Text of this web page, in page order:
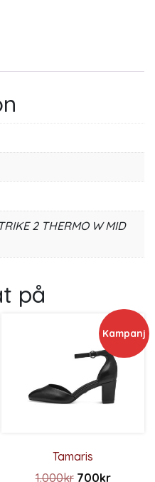
2 THERMO W MID
på
Kampanj
Tamaris
1.000kr Det
700krDet